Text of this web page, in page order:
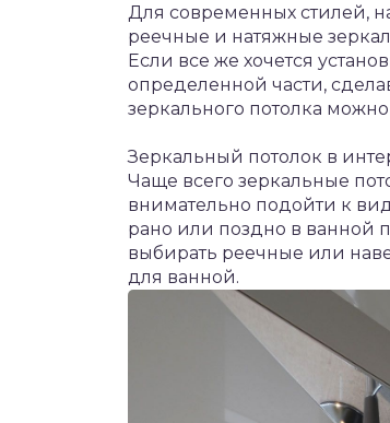
Для современных стилей,
реечные и натяжные
Если все же хочется
определенной части,
зеркального потолка
Зеркальный потолок в
Чаще всего зеркальные
внимательно подойти к
рано или поздно в ванной
выбирать реечные или
для ванной.